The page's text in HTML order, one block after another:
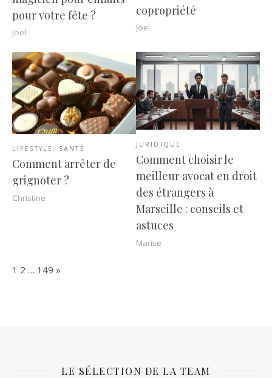
pour votre fête ?
Joel
copropriété
Joel
LIFESTYLE, SANTÉ
Comment arrêter de
grignoter ?
Christine
JURIDIQUE
Comment choisir le
meilleur avocat en droit
des étrangers à
Marseille : conseils et
astuces
Marise
Page:
1 2 … 149 Next
»
LE SÉLECTION DE LA TEAM